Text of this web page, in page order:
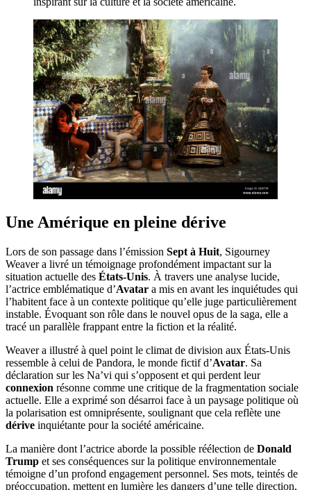
Une Amérique en pleine dérive
Lors de son passage dans l’émission Sept à Huit, Sigourney
Weaver a livré un témoignage profondément impactant sur la
situation actuelle des États-Unis. À travers une analyse lucide,
l’actrice emblématique d’Avatar a mis en avant les inquiétudes qui
l’habitent face à un contexte politique qu’elle juge particulièrement
instable. Évoquant son rôle dans le nouvel opus de la saga, elle a
tracé un parallèle frappant entre la fiction et la réalité.
Weaver a illustré à quel point le climat de division aux États-Unis
ressemble à celui de Pandora, le monde fictif d’Avatar. Sa
déclaration sur les Na’vi qui s’opposent et qui perdent leur
connexion résonne comme une critique de la fragmentation sociale
actuelle. Elle a exprimé son désarroi face à un paysage politique où
la polarisation est omniprésente, soulignant que cela reflète une
dérive inquiétante pour la société américaine.
La manière dont l’actrice aborde la possible réélection de Donald
Trump et ses conséquences sur la politique environnementale
témoigne d’un profond engagement personnel. Ses mots, teintés de
préoccupation, mettent en lumière les dangers d’une telle direction,